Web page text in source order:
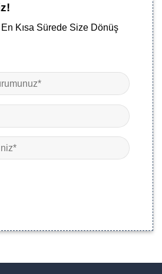
Kısa Sürede Size Dönüş